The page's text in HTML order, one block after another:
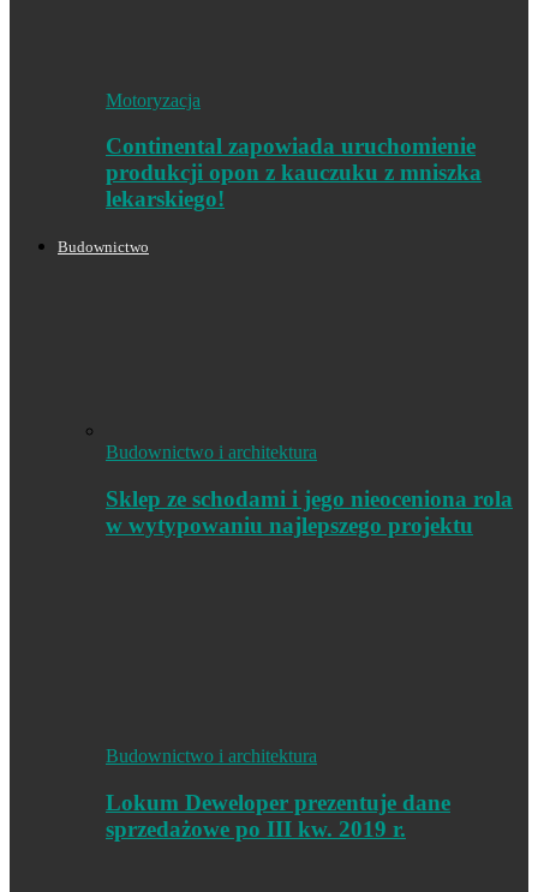
Motoryzacja
Continental zapowiada uruchomienie
produkcji opon z kauczuku z mniszka
lekarskiego!
Budownictwo
Budownictwo i architektura
Sklep ze schodami i jego nieoceniona rola
w wytypowaniu najlepszego projektu
Budownictwo i architektura
Lokum Deweloper prezentuje dane
sprzedażowe po III kw. 2019 r.